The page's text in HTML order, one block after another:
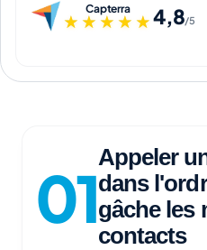
Capterra
★★★★★
★★★★★4,8/5
Appeler
dans
gâche les
contacts